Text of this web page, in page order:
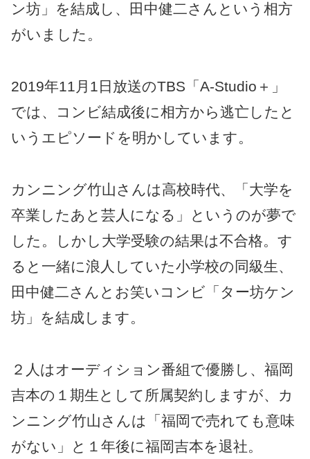
ン坊」を結成し、田中健二さんという相方
がいました。
2019年11月1日放送のTBS「A-Studio＋」
では、コンビ結成後に相方から逃亡したと
いうエピソードを明かしています。
カンニング竹山さんは高校時代、「大学を
卒業したあと芸人になる」というのが夢で
した。しかし大学受験の結果は不合格。す
ると一緒に浪人していた小学校の同級生、
田中健二さんとお笑いコンビ「ター坊ケン
坊」を結成します。
２人はオーディション番組で優勝し、福岡
吉本の１期生として所属契約しますが、カ
ンニング竹山さんは「福岡で売れても意味
がない」と１年後に福岡吉本を退社。